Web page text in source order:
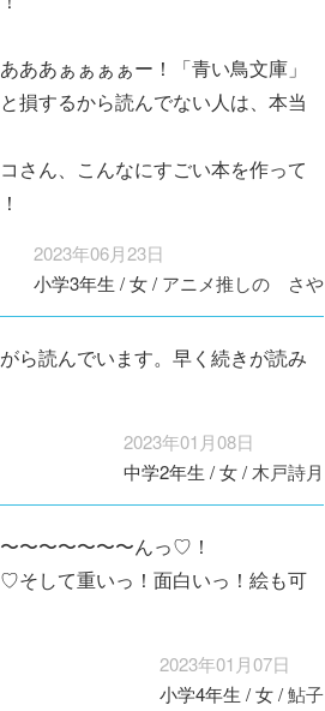
ああぁぁぁぁー！「青い鳥文庫」
損するから読んでない人は、本当
ん、こんなにすごい本を作って
2023年06月23日
小学3年生 /女/ アニメ推しの さや
ら読んでいます。早く続きが読み
2023年01月08日
中学2年生 /女/ 木戸詩月
〜〜〜〜〜〜んっ♡！
そして重いっ！面白いっ！絵も可
2023年01月07日
小学4年生 /女/鮎子